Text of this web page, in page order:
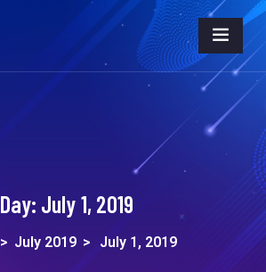
Day: July 1, 2019
> July 2019 > July 1, 2019